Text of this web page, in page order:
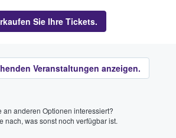
Sie Ihre Tickets.
Veranstaltungen anzeigen.
an anderen Optionen interessiert?
nach, was sonst noch verfügbar ist.